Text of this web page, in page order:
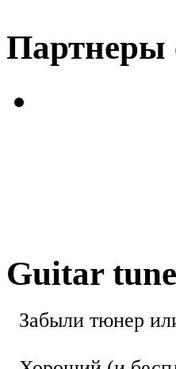
Партнеры
Guitar
Забыли тюнер